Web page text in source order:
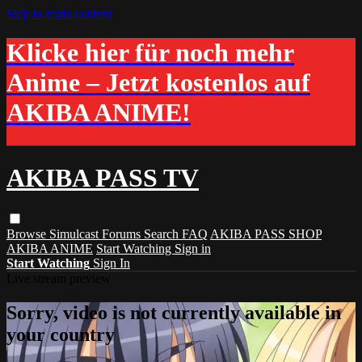
Skip to main content
Klicke hier für noch mehr
Anime – Jetzt kostenlos auf
AKIBA ANIME!
AKIBA PASS TV
Browse Simulcast Forums Search FAQ AKIBA PASS SHOP
AKIBA ANIME Start Watching Sign in
Start Watching Sign In
Sorry, video is not currently available in
your country